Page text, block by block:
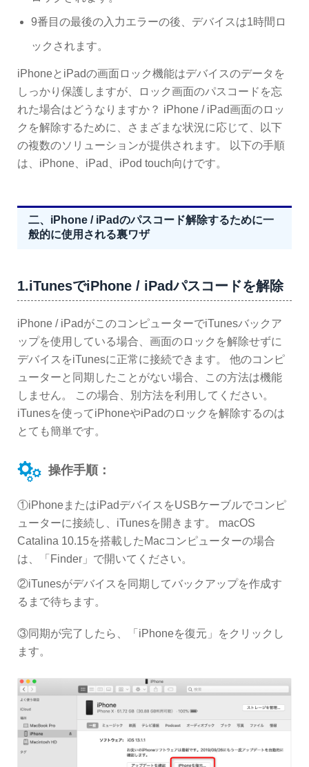
9番目の最後の入力エラーの後、デバイスは1時間ロ
ックされます。
iPhoneとiPadの画面ロック機能はデバイスのデータを
しっかり保護しますが、ロック画面のパスコードを忘
れた場合はどうなりますか？ iPhone / iPad画面のロッ
クを解除するために、さまざまな状況に応じて、以下
の複数のソリューションが提供されます。 以下の手順
は、iPhone、iPad、iPod touch向けです。
二、iPhone / iPadのパスコード解除するために一
般的に使用される裏ワザ
1.iTunesでiPhone / iPadパスコードを解除
iPhone / iPadがこのコンピューターでiTunesバックア
ップを使用している場合、画面のロックを解除せずに
デバイスをiTunesに正常に接続できます。 他のコンピ
ューターと同期したことがない場合、この方法は機能
しません。 この場合、別方法を利用してください。
iTunesを使ってiPhoneやiPadのロックを解除するのは
とても簡単です。
操作手順：
①iPhoneまたはiPadデバイスをUSBケーブルでコンピ
ューターに接続し、iTunesを開きます。 macOS
Catalina 10.15を搭載したMacコンピューターの場合
は、「Finder」で開いてください。
②iTunesがデバイスを同期してバックアップを作成す
るまで待ちます。
③同期が完了したら、「iPhoneを復元」をクリックし
ます。